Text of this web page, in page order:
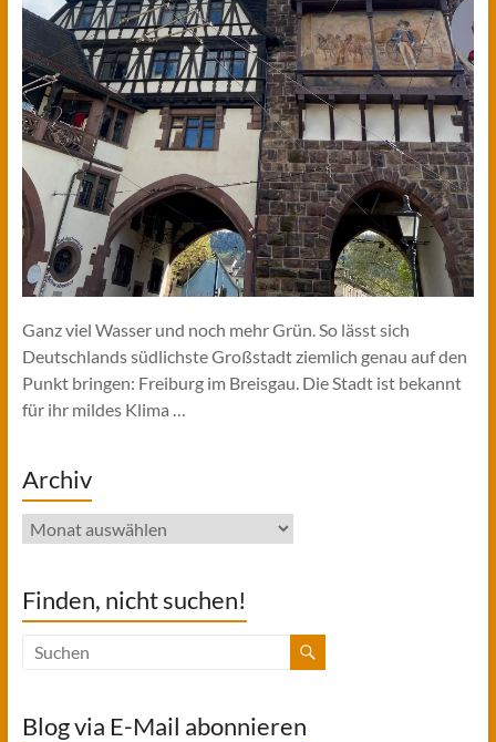
Ganz viel Wasser und noch mehr Grün. So lässt sich
Deutschlands südlichste Großstadt ziemlich genau auf den
Punkt bringen: Freiburg im Breisgau. Die Stadt ist bekannt
für ihr mildes Klima …
Archiv
Archiv
Finden, nicht suchen!
Blog via E-Mail abonnieren